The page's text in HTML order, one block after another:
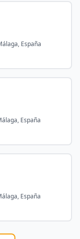
España
España
España